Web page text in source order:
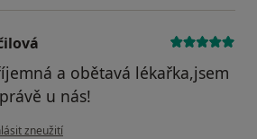
a obětavá lékařka,jsem
u nás!
názoru uživatele Blanka Doskočilová
zneužití